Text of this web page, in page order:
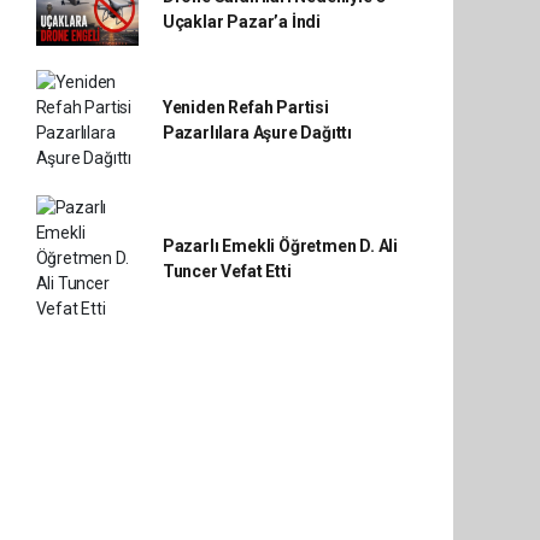
Uçaklar Pazar’a İndi
Yeniden Refah Partisi
Pazarlılara Aşure Dağıttı
Pazarlı Emekli Öğretmen D. Ali
Tuncer Vefat Etti